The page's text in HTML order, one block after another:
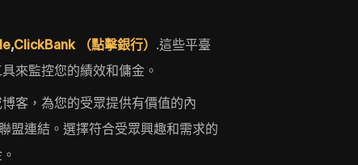
,ClickBank （點擊銀行） .這些平臺
來監控您的績效和傭金。
客，為您的受眾提供有價值的內
盟連結。選擇符合受眾興趣和需求的